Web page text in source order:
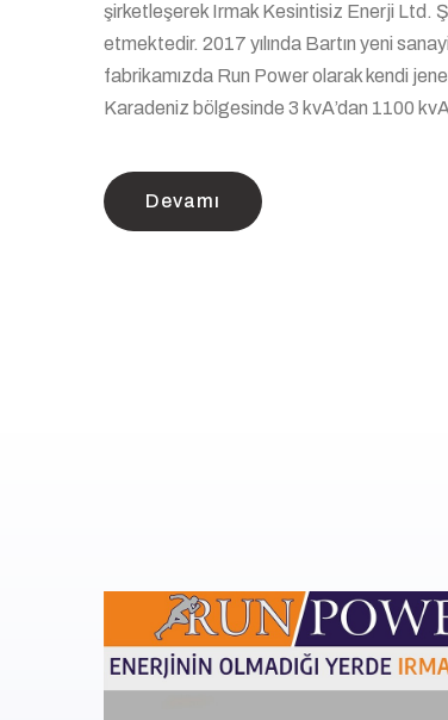
şirketleşerek Irmak Kesintisiz Enerji Ltd.
etmektedir. 2017 yılında Bartın yeni
fabrikamızda Run Power olarak kendi
Karadeniz bölgesinde 3 kvA’dan 1100
Devamı